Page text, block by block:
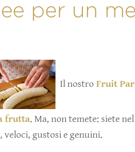
per un
Il nostro Fruit
frutta. Ma, non temete: siete
veloci, gustosi e genuini.